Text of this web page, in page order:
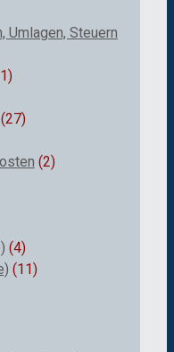
Umlagen, Steuern
(27)
(2)
(4)
(11)